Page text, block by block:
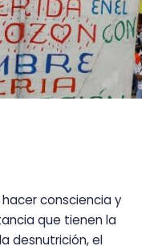
consciencia y
que tienen la
desnutrición, el